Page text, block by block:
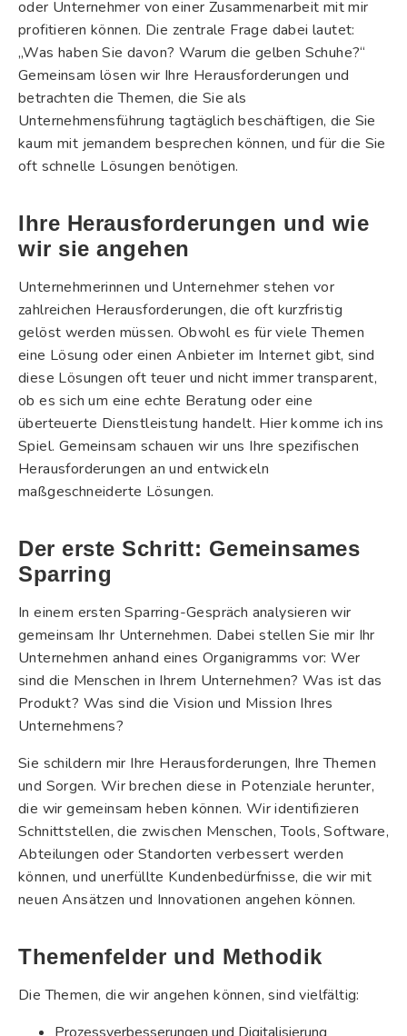
oder Unternehmer von einer Zusammenarbeit mit mir
profitieren können. Die zentrale Frage dabei lautet:
„Was haben Sie davon? Warum die gelben Schuhe?“
Gemeinsam lösen wir Ihre Herausforderungen und
betrachten die Themen, die Sie als
Unternehmensführung tagtäglich beschäftigen, die Sie
kaum mit jemandem besprechen können, und für die Sie
oft schnelle Lösungen benötigen.
Ihre Herausforderungen und wie
wir sie angehen
Unternehmerinnen und Unternehmer stehen vor
zahlreichen Herausforderungen, die oft kurzfristig
gelöst werden müssen. Obwohl es für viele Themen
eine Lösung oder einen Anbieter im Internet gibt, sind
diese Lösungen oft teuer und nicht immer transparent,
ob es sich um eine echte Beratung oder eine
überteuerte Dienstleistung handelt. Hier komme ich ins
Spiel. Gemeinsam schauen wir uns Ihre spezifischen
Herausforderungen an und entwickeln
maßgeschneiderte Lösungen.
Der erste Schritt: Gemeinsames
Sparring
In einem ersten Sparring-Gespräch analysieren wir
gemeinsam Ihr Unternehmen. Dabei stellen Sie mir Ihr
Unternehmen anhand eines Organigramms vor: Wer
sind die Menschen in Ihrem Unternehmen? Was ist das
Produkt? Was sind die Vision und Mission Ihres
Unternehmens?
Sie schildern mir Ihre Herausforderungen, Ihre Themen
und Sorgen. Wir brechen diese in Potenziale herunter,
die wir gemeinsam heben können. Wir identifizieren
Schnittstellen, die zwischen Menschen, Tools, Software,
Abteilungen oder Standorten verbessert werden
können, und unerfüllte Kundenbedürfnisse, die wir mit
neuen Ansätzen und Innovationen angehen können.
Themenfelder und Methodik
Die Themen, die wir angehen können, sind vielfältig: